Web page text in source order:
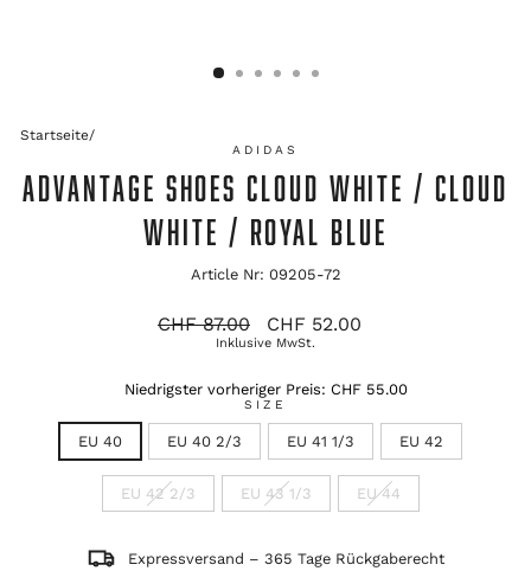
Startseite/
ADIDAS
ADVANTAGE SHOES CLOUD WHITE / CLOUD
WHITE / ROYAL BLUE
Article Nr: 09205-72
Ursprünglicher
CHF 87.00 Verkaufspreis
CHF 52.00
Inklusive MwSt.
Niedrigster vorheriger Preis: CHF 55.00
SIZE
EU 40 EU 40 2/3 EU 41 1/3 EU 42
EU 42 2/3 EU 43 1/3 EU 44
Expressversand – 365 Tage Rückgaberecht